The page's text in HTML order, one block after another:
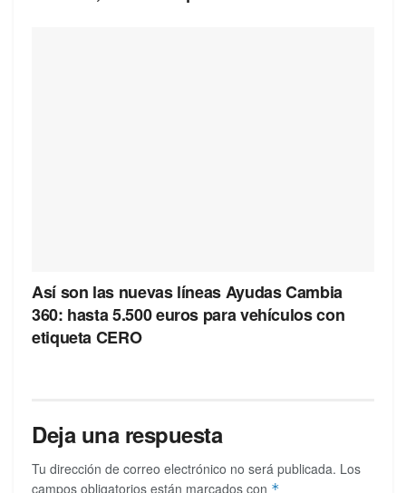
Así son las nuevas líneas Ayudas Cambia
360: hasta 5.500 euros para vehículos con
etiqueta CERO
Deja una respuesta
Tu dirección de correo electrónico no será publicada. Los
campos obligatorios están marcados con *